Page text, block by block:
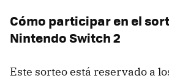
Cómo participar en el
Nintendo Switch 2
Este sorteo está reservado a